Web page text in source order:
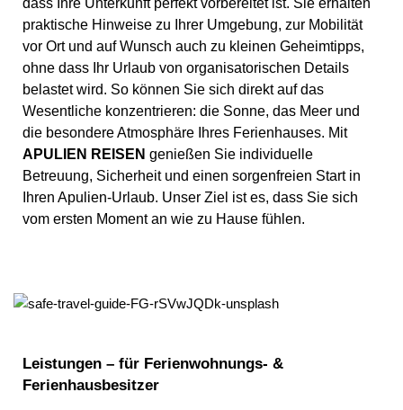
dass Ihre Unterkunft perfekt vorbereitet ist. Sie erhalten
praktische Hinweise zu Ihrer Umgebung, zur Mobilität
vor Ort und auf Wunsch auch zu kleinen Geheimtipps,
ohne dass Ihr Urlaub von organisatorischen Details
belastet wird. So können Sie sich direkt auf das
Wesentliche konzentrieren: die Sonne, das Meer und
die besondere Atmosphäre Ihres Ferienhauses. Mit
APULIEN REISEN genießen Sie individuelle
Betreuung, Sicherheit und einen sorgenfreien Start in
Ihren Apulien-Urlaub. Unser Ziel ist es, dass Sie sich
vom ersten Moment an wie zu Hause fühlen.
Leistungen – für Ferienwohnungs- &
Ferienhausbesitzer